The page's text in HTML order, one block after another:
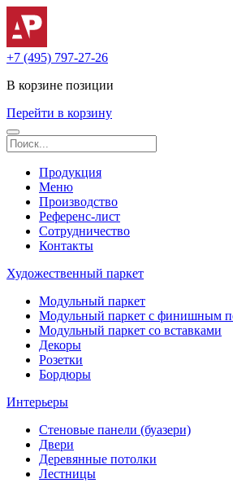
+7 (495) 797-27-26
В корзине позиции
Перейти в корзину
Продукция
Меню
Производство
Референс-лист
Сотрудничество
Контакты
Художественный паркет
Модульный паркет
Модульный паркет с финишным
Модульный паркет со вставками
Декоры
Розетки
Бордюры
Интерьеры
Стеновые панели (буазери)
Двери
Деревянные потолки
Лестницы